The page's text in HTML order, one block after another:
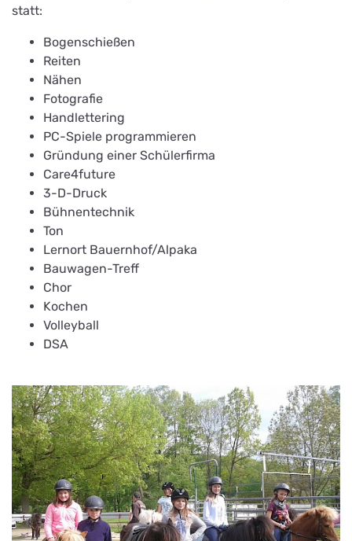
statt:
Bogenschießen
Reiten
Nähen
Fotografie
Handlettering
PC-Spiele programmieren
Gründung einer Schülerfirma
Care4future
3-D-Druck
Bühnentechnik
Ton
Lernort Bauernhof/Alpaka
Bauwagen-Treff
Chor
Kochen
Volleyball
DSA